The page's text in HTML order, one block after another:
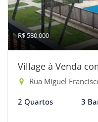
R$ 580.000
Village à Venda
Rua Miguel Francisco
2 Quartos 3